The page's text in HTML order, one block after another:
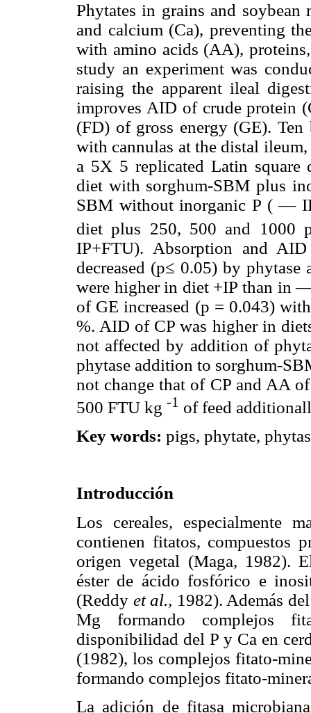
Phytates in grains and
and calcium (Ca), preventing
with amino acids (AA),
study an experiment was
raising the apparent ileal
improves AID of crude protein
(FD) of gross energy (GE).
with cannulas at the distal
a 5X 5 replicated Latin square
diet with sorghum-SBM plus
SBM without inorganic P ( —
diet plus 250, 500 and 1000
IP+FTU). Absorption and
decreased (p≤ 0.05) by
were higher in diet +IP than
of GE increased (p = 0.043)
%. AID of CP was higher in
not affected by addition of
phytase addition to sorghum-
not change that of CP and AA
500 FTU kg -1 of feed
Key words: pigs, phytate,
Introducción
Los cereales, especialmente
contienen fitatos, compuestos
origen vegetal (Maga, 1982).
éster de ácido fosfórico e
(Reddy et al., 1982). Además
Mg formando complejos
disponibilidad del P y Ca en
(1982), los complejos fitato-
formando complejos fitato-
La adición de fitasa